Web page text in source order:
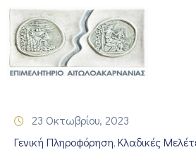
ΑΡΧΙΚΗ
ΓΕΜΗ
–
23 Οκτωβρίου, 2023
Γενική Πληροφόρηση‚ Κλαδικές